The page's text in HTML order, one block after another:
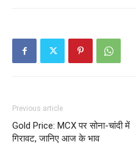
Previous article
Gold Price: MCX पर सोना-चांदी में
गिरावट, जानिए आज के भाव